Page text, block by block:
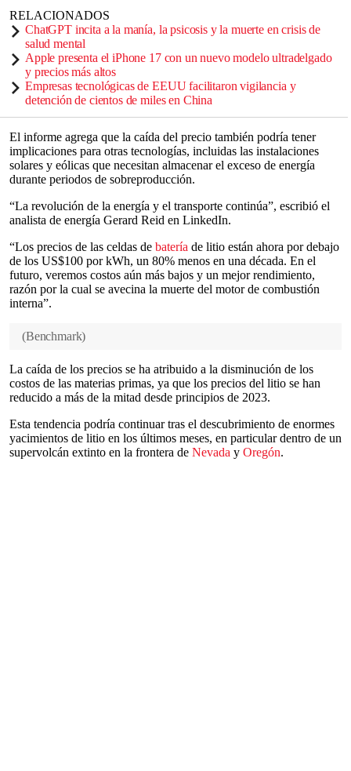
RELACIONADOS
ChatGPT incita a la manía, la psicosis y la muerte en crisis de
salud mental
Apple presenta el iPhone 17 con un nuevo modelo ultradelgado
y precios más altos
Empresas tecnológicas de EEUU facilitaron vigilancia y
detención de cientos de miles en China
El informe agrega que la caída del precio también podría tener
implicaciones para otras tecnologías, incluidas las instalaciones
solares y eólicas que necesitan almacenar el exceso de energía
durante periodos de sobreproducción.
“La revolución de la energía y el transporte continúa”, escribió el
analista de energía Gerard Reid en LinkedIn.
“Los precios de las celdas de batería de litio están ahora por debajo
de los US$100 por kWh, un 80% menos en una década. En el
futuro, veremos costos aún más bajos y un mejor rendimiento,
razón por la cual se avecina la muerte del motor de combustión
interna”.
(Benchmark)
La caída de los precios se ha atribuido a la disminución de los
costos de las materias primas, ya que los precios del litio se han
reducido a más de la mitad desde principios de 2023.
Esta tendencia podría continuar tras el descubrimiento de enormes
yacimientos de litio en los últimos meses, en particular dentro de un
supervolcán extinto en la frontera de Nevada y Oregón.